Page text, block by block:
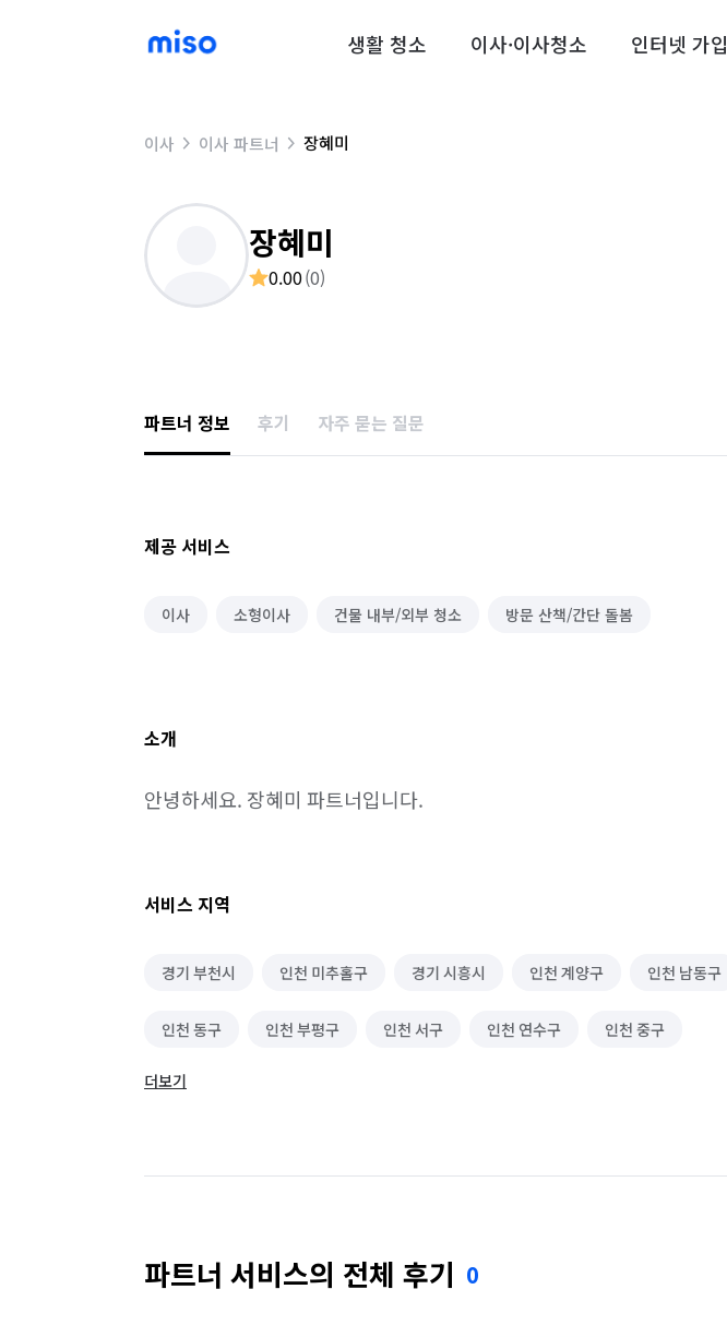
생활 청소 이사·이사청소 인터넷 가입
이사 이사 파트너 장혜미
장혜미
0.00(0)
파트너 정보 후기 자주 묻는 질문
제공 서비스
이사 소형이사 건물 내부/외부 청소 방문 산책/간단 돌봄
소개
안녕하세요. 장혜미 파트너입니다.
서비스 지역
경기 부천시 인천 미추홀구 경기 시흥시 인천 계양구 인천 남동구
인천 동구 인천 부평구 인천 서구 인천 연수구 인천 중구
더보기
파트너 서비스의 전체 후기 0